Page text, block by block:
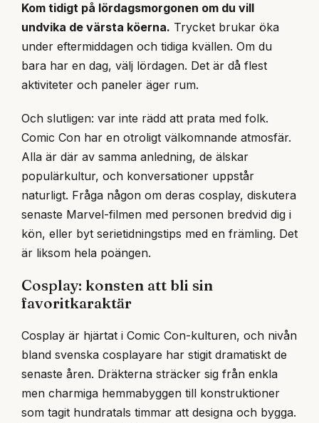
Kom tidigt på lördagsmorgonen om du vill
undvika de värsta köerna. Trycket brukar öka
under eftermiddagen och tidiga kvällen. Om du
bara har en dag, välj lördagen. Det är då flest
aktiviteter och paneler äger rum.
Och slutligen: var inte rädd att prata med folk.
Comic Con har en otroligt välkomnande atmosfär.
Alla är där av samma anledning, de älskar
populärkultur, och konversationer uppstår
naturligt. Fråga någon om deras cosplay, diskutera
senaste Marvel-filmen med personen bredvid dig i
kön, eller byt serietidningstips med en främling. Det
är liksom hela poängen.
Cosplay: konsten att bli sin
favoritkaraktär
Cosplay är hjärtat i Comic Con-kulturen, och nivån
bland svenska cosplayare har stigit dramatiskt de
senaste åren. Dräkterna sträcker sig från enkla
men charmiga hemmabyggen till konstruktioner
som tagit hundratals timmar att designa och bygga.